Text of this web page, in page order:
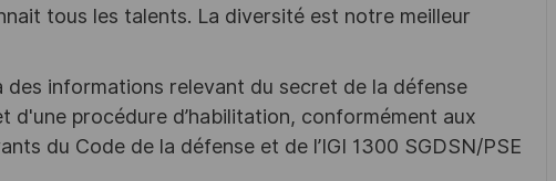
tous les talents. La diversité est notre meilleur
informations relevant du secret de la défense
d'une procédure d’habilitation, conformément aux
du Code de la défense et de l’IGI 1300 SGDSN/PSE